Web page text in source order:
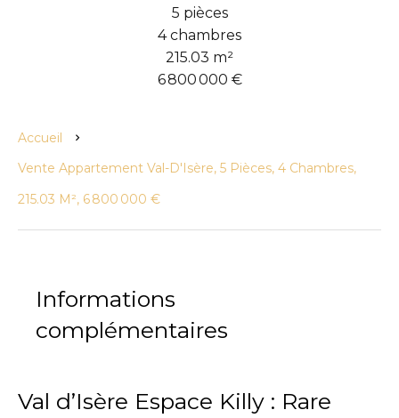
5 pièces
4 chambres
215.03 m²
6 800 000 €
Accueil
Vente Appartement Val-D'Isère, 5 Pièces, 4 Chambres,
215.03 M², 6 800 000 €
Informations
complémentaires
Val d’Isère Espace Killy : Rare